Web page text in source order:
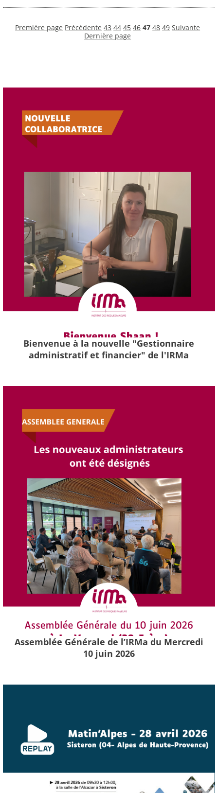
Première page Précédente 43 44 45 46 47 48 49 Suivante
Dernière page
Bienvenue à la nouvelle "Gestionnaire
administratif et financier" de l'IRMa
Assemblée Générale de l’IRMa du Mercredi
10 juin 2026